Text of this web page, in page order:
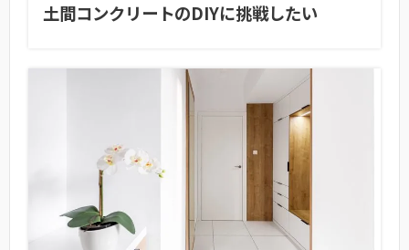
土間コンクリートのDIYに挑戦したい